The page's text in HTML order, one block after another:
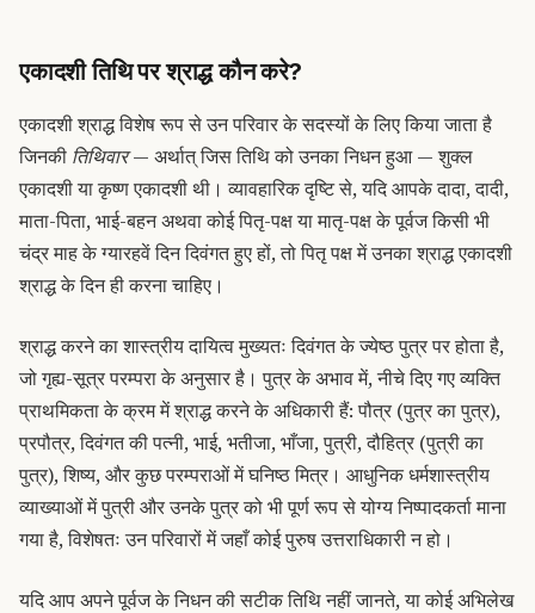
एकादशी तिथि पर श्राद्ध कौन करे?
एकादशी श्राद्ध विशेष रूप से उन परिवार के सदस्यों के लिए किया जाता है
जिनकी तिथिवार— अर्थात् जिस तिथि को उनका निधन हुआ — शुक्ल
एकादशी या कृष्ण एकादशी थी। व्यावहारिक दृष्टि से, यदि आपके दादा, दादी,
माता-पिता, भाई-बहन अथवा कोई पितृ-पक्ष या मातृ-पक्ष के पूर्वज किसी भी
चंद्र माह के ग्यारहवें दिन दिवंगत हुए हों, तो पितृ पक्ष में उनका श्राद्ध एकादशी
श्राद्ध के दिन ही करना चाहिए।
श्राद्ध करने का शास्त्रीय दायित्व मुख्यतः दिवंगत के ज्येष्ठ पुत्र पर होता है,
जो गृह्य-सूत्र परम्परा के अनुसार है। पुत्र के अभाव में, नीचे दिए गए व्यक्ति
प्राथमिकता के क्रम में श्राद्ध करने के अधिकारी हैं: पौत्र (पुत्र का पुत्र),
प्रपौत्र, दिवंगत की पत्नी, भाई, भतीजा, भाँजा, पुत्री, दौहित्र (पुत्री का
पुत्र), शिष्य, और कुछ परम्पराओं में घनिष्ठ मित्र। आधुनिक धर्मशास्त्रीय
व्याख्याओं में पुत्री और उनके पुत्र को भी पूर्ण रूप से योग्य निष्पादकर्ता माना
गया है, विशेषतः उन परिवारों में जहाँ कोई पुरुष उत्तराधिकारी न हो।
यदि आप अपने पूर्वज के निधन की सटीक तिथि नहीं जानते, या कोई अभिलेख